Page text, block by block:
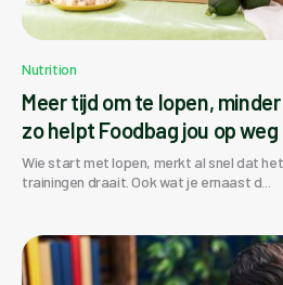
Nutrition
Meer tijd om te lopen,
zo helpt Foodbag jou op weg
Wie start met lopen, merkt al snel dat
trainingen draait. Ook wat je ernaast d...